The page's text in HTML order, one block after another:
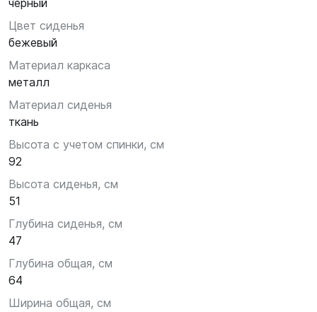
черный
Цвет сиденья
бежевый
Материал каркаса
металл
Материал сиденья
ткань
Высота с учетом спинки, см
92
Высота сиденья, см
51
Глубина сиденья, см
47
Глубина общая, см
64
Ширина общая, см